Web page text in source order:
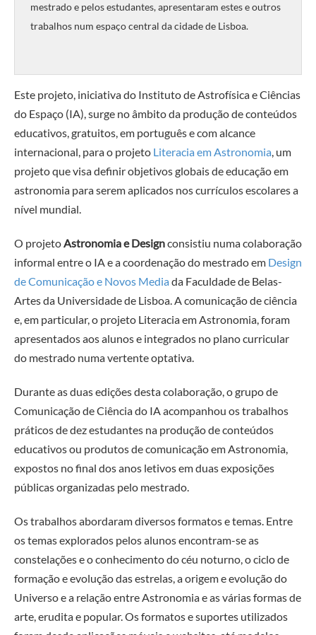
mestrado e pelos estudantes, apresentaram estes e outros
trabalhos num espaço central da cidade de Lisboa.
Este projeto, iniciativa do Instituto de Astrofísica e Ciências
do Espaço (IA), surge no âmbito da produção de conteúdos
educativos, gratuitos, em português e com alcance
internacional, para o projeto Literacia em Astronomia, um
projeto que visa definir objetivos globais de educação em
astronomia para serem aplicados nos currículos escolares a
nível mundial.
O projetoAstronomia e Designconsistiu numa colaboração
informal entre o IA e a coordenação do mestrado em Design
de Comunicação e Novos Mediada Faculdade de Belas-
Artes da Universidade de Lisboa. A comunicação de ciência
e, em particular, o projeto Literacia em Astronomia, foram
apresentados aos alunos e integrados no plano curricular
do mestrado numa vertente optativa.
Durante as duas edições desta colaboração, o grupo de
Comunicação de Ciência do IA acompanhou os trabalhos
práticos de dez estudantes na produção de conteúdos
educativos ou produtos de comunicação em Astronomia,
expostos no final dos anos letivos em duas exposições
públicas organizadas pelo mestrado.
Os trabalhos abordaram diversos formatos e temas. Entre
os temas explorados pelos alunos encontram-se as
constelações e o conhecimento do céu noturno, o ciclo de
formação e evolução das estrelas, a origem e evolução do
Universo e a relação entre Astronomia e as várias formas de
arte, erudita e popular. Os formatos e suportes utilizados